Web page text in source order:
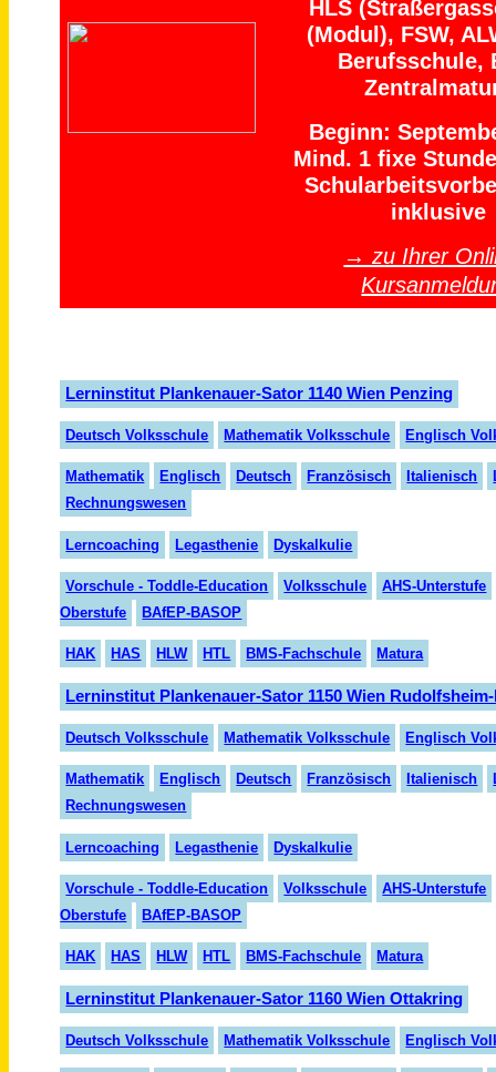
HLS
(Modul), FSW,
Berufsschule,
Beginn:
Mind. 1 fixe
inklusive
→ zu Ihrer
Lerninstitut Plankenauer-Sator 1140 Wien Penzing
Deutsch Volksschule Mathematik Volksschule Englisch
Mathematik Englisch Deutsch Französisch Italienisch
Rechnungswesen
Lerncoaching Legasthenie Dyskalkulie
Vorschule - Toddle-Education Volksschule
AHS-Unterstufe
Oberstufe
BAfEP-BASOP
HAK HAS HLW HTL BMS-Fachschule Matura
Lerninstitut Plankenauer-Sator 1150 Wien
Deutsch Volksschule Mathematik Volksschule Englisch
Mathematik Englisch Deutsch Französisch Italienisch
Rechnungswesen
Lerncoaching Legasthenie Dyskalkulie
Vorschule - Toddle-Education Volksschule
AHS-Unterstufe
Oberstufe
BAfEP-BASOP
HAK HAS HLW HTL BMS-Fachschule Matura
Lerninstitut Plankenauer-Sator 1160 Wien Ottakring
Deutsch Volksschule Mathematik Volksschule Englisch